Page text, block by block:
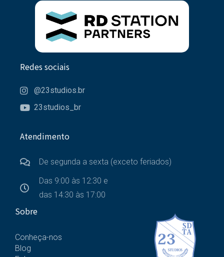
Sobre
Conheça-nos
Blog
Atendimento
De segunda a sexta (exceto feriados)
Das 9:00 às 12:30 e
das 14:30 às 17:00
Redes sociais
@23studios.br
23studios_br